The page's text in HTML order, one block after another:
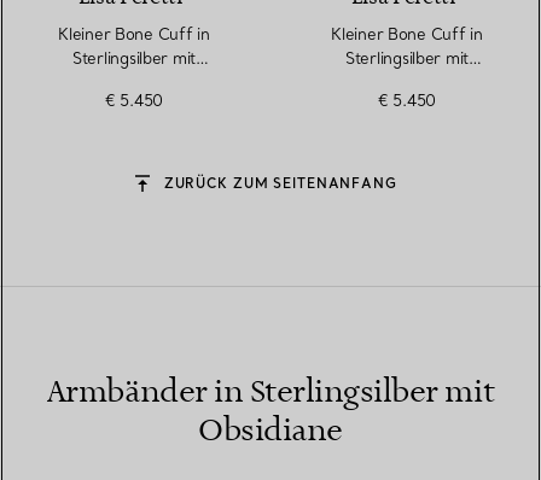
Kleiner Bone Cuff in
Sterlingsilber mit
€ 5.450
Kleiner Bone Cuff in
Sterlingsilber mit
€ 5.450
ZURÜCK ZUM SEITENANFANG
Armbänder in Sterlingsilber mit
Obsidiane